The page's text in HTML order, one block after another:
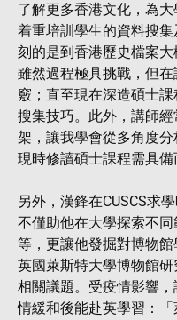
了解更多香港文化，為
着重培訓學生的資料搜
刻的是到香港歷史檔案
雖然過程極具挑戰，但
竅；直至現在深造碩士
搜集技巧。此外，講師
架，讓我學會從多角度
現時修讀碩士課程需具備
另外，漢鋒在CUSCS求
不僅助他在大學探索不
等，更讓他發掘對博物
英國萊斯特大學博物館
相關議題。受疫情影響
情緩和後能赴英學習：